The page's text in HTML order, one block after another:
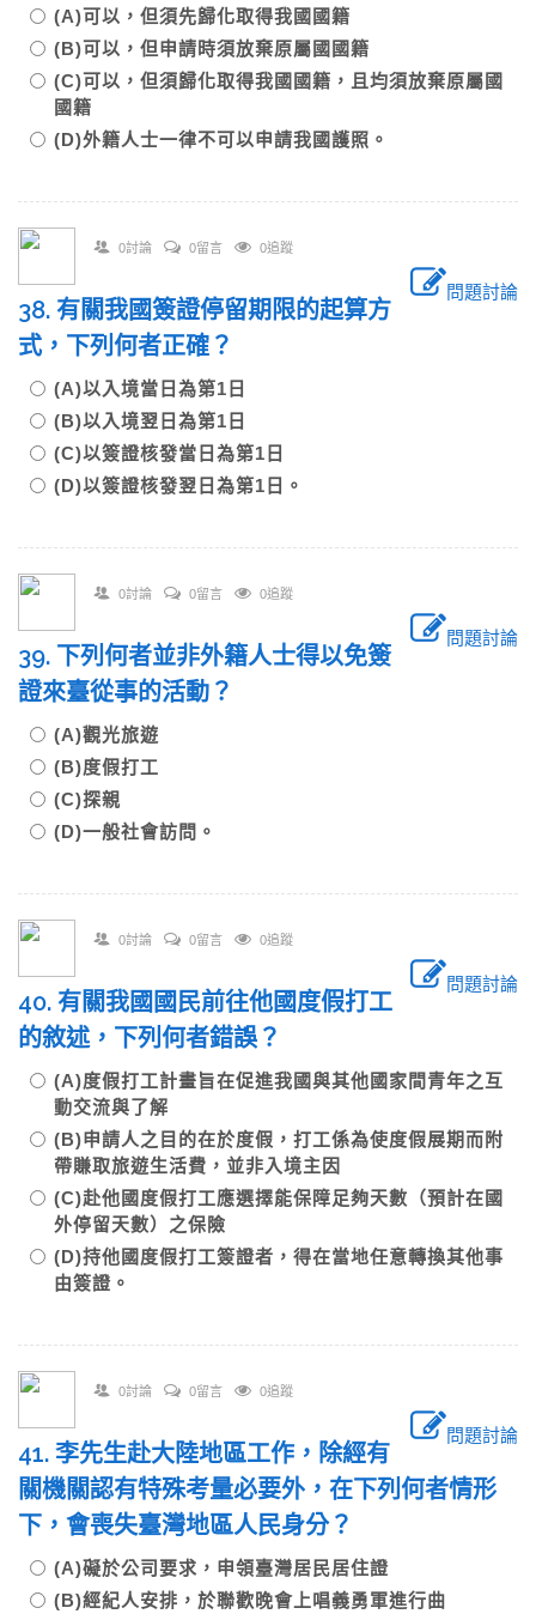
(A)可以，但須先歸化取得我國國籍
(B)可以，但申請時須放棄原屬國國籍
(C)可以，但須歸化取得我國國籍，且均須放棄原屬國
國籍
(D)外籍人士一律不可以申請我國護照。
0討論 0留言 0追蹤
問題討論
38. 有關我國簽證停留期限的起算方
式，下列何者正確？
(A)以入境當日為第1日
(B)以入境翌日為第1日
(C)以簽證核發當日為第1日
(D)以簽證核發翌日為第1日。
0討論 0留言 0追蹤
問題討論
39. 下列何者並非外籍人士得以免簽
證來臺從事的活動？
(A)觀光旅遊
(B)度假打工
(C)探親
(D)一般社會訪問。
0討論 0留言 0追蹤
問題討論
40. 有關我國國民前往他國度假打工
的敘述，下列何者錯誤？
(A)度假打工計畫旨在促進我國與其他國家間青年之互
動交流與了解
(B)申請人之目的在於度假，打工係為使度假展期而附
帶賺取旅遊生活費，並非入境主因
(C)赴他國度假打工應選擇能保障足夠天數（預計在國
外停留天數）之保險
(D)持他國度假打工簽證者，得在當地任意轉換其他事
由簽證。
0討論 0留言 0追蹤
問題討論
41. 李先生赴大陸地區工作，除經有
關機關認有特殊考量必要外，在下列何者情形
下，會喪失臺灣地區人民身分？
(A)礙於公司要求，申領臺灣居民居住證
(B)經紀人安排，於聯歡晚會上唱義勇軍進行曲